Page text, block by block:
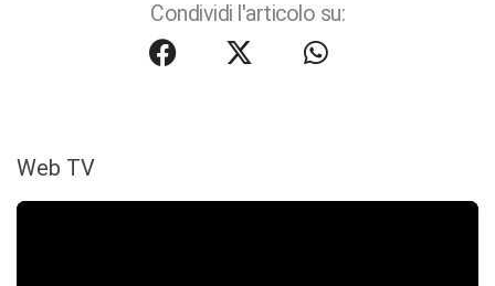
Condividi l'articolo su:
Web TV